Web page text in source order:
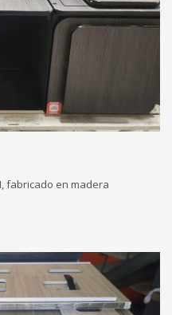
fabricado en madera